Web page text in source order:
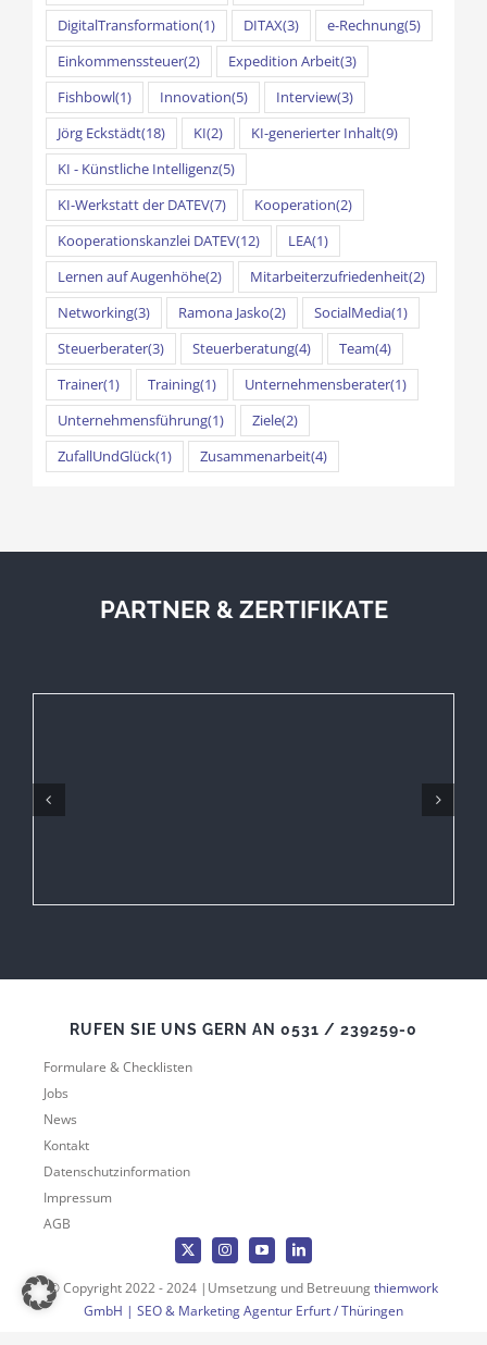
DigitalTransformation(1) DITAX(3) e-Rechnung(5)
Einkommenssteuer(2) Expedition Arbeit(3)
Fishbowl(1) Innovation(5) Interview(3)
Jörg Eckstädt(18) KI(2) KI-generierter Inhalt(9)
KI - Künstliche Intelligenz(5)
KI-Werkstatt der DATEV(7) Kooperation(2)
Kooperationskanzlei DATEV(12) LEA(1)
Lernen auf Augenhöhe(2) Mitarbeiterzufriedenheit(2)
Networking(3) Ramona Jasko(2) SocialMedia(1)
Steuerberater(3) Steuerberatung(4) Team(4)
Trainer(1) Training(1) Unternehmensberater(1)
Unternehmensführung(1) Ziele(2)
ZufallUndGlück(1) Zusammenarbeit(4)
PARTNER & ZERTIFIKATE
RUFEN SIE UNS GERN AN 0531 / 239259-0
Formulare & Checklisten
Jobs
News
Kontakt
Datenschutzinformation
Impressum
AGB
© Copyright 2022 - 2024 |Umsetzung und Betreuungthiemwork
GmbH | SEO & Marketing Agentur Erfurt / Thüringen